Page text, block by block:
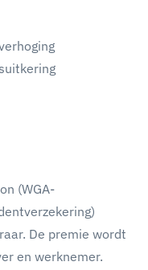
(WGA-
De premie wordt
en werknemer.